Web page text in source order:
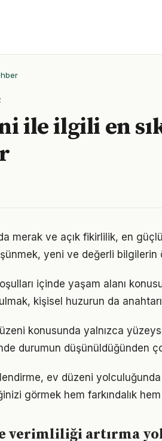
ile ilgili en
merak ve açık fikirlilik, en
yeni ve değerli bilgilerin
içinde yaşam alanı
kişisel huzurun da
konusunda yalnızca
durumun düşünüldüğünden
ev düzeni
görmek hem farkındalık
verimliliği artırma